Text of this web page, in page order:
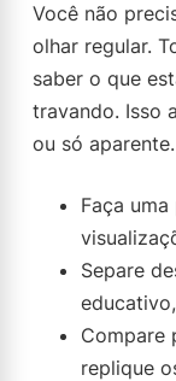
Você não
olhar regular.
saber o que
travando. Isso
ou só aparente.
Faça
Separe
Compare
replique